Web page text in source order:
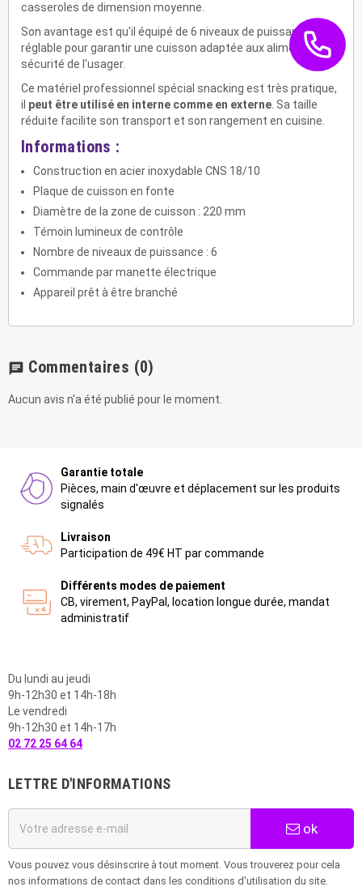
casseroles de dimension moyenne.
Son avantage est qu'il équipé de 6 niveaux de puissance
réglable pour garantir une cuisson adaptée aux aliments et la
sécurité de l'usager.
Ce matériel professionnel spécial snacking est très pratique,
il peut être utilisé en interne comme en externe . Sa taille
réduite facilite son transport et son rangement en cuisine.
Informations :
Construction en acier inoxydable CNS 18/10
Plaque de cuisson en fonte
Diamètre de la zone de cuisson : 220 mm
Témoin lumineux de contrôle
Nombre de niveaux de puissance : 6
Commande par manette électrique
Appareil prêt à être branché
chat Commentaires (0)
Aucun avis n'a été publié pour le moment.
Garantie totale
Pièces, main d'œuvre et déplacement sur les produits
signalés
Livraison
Participation de 49€ HT par commande
Différents modes de paiement
CB, virement, PayPal, location longue durée, mandat
administratif
Du lundi au jeudi
9h-12h30 et 14h-18h
Le vendredi
9h-12h30 et 14h-17h
02 72 25 64 64
LETTRE D'INFORMATIONS
ok
Vous pouvez vous désinscrire à tout moment. Vous trouverez pour cela
nos informations de contact dans les conditions d'utilisation du site.